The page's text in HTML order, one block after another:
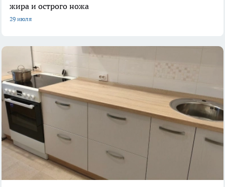
жира и острого ножа
29 июля